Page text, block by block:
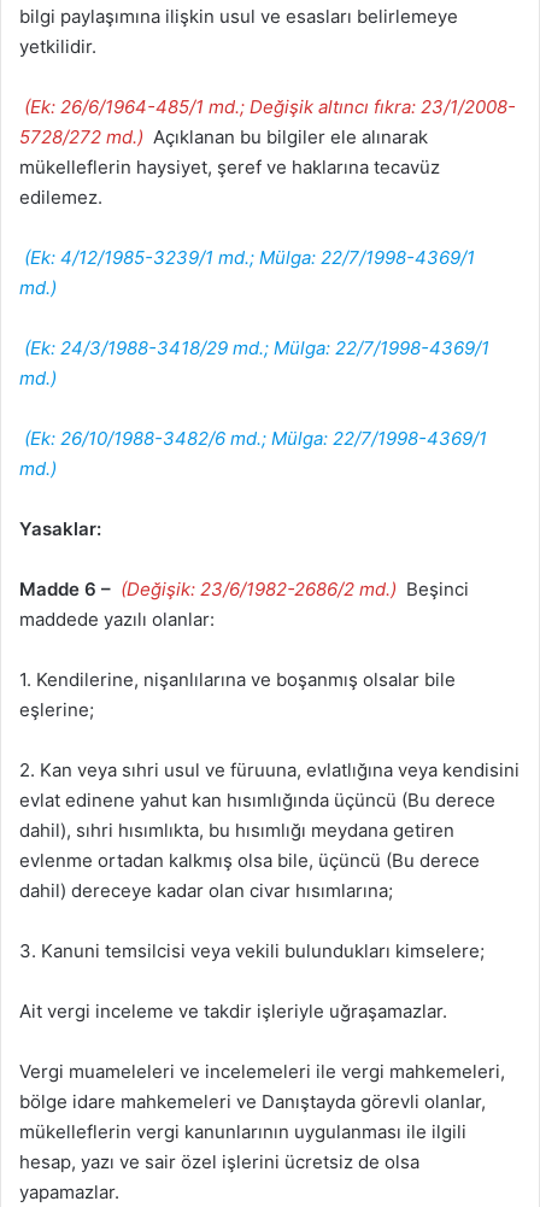
bilgi paylaşımına ilişkin usul ve esasları belirlemeye
yetkilidir.
(Ek: 26/6/1964-485/1 md.; Değişik altıncı fıkra: 23/1/2008-
5728/272 md.) Açıklanan bu bilgiler ele alınarak
mükelleflerin haysiyet, şeref ve haklarına tecavüz
edilemez.
(Ek: 4/12/1985-3239/1 md.; Mülga: 22/7/1998-4369/1
md.)
(Ek: 24/3/1988-3418/29 md.; Mülga: 22/7/1998-4369/1
md.)
(Ek: 26/10/1988-3482/6 md.; Mülga: 22/7/1998-4369/1
md.)
Yasaklar:
Madde 6 – (Değişik: 23/6/1982-2686/2 md.) Beşinci
maddede yazılı olanlar:
1. Kendilerine, nişanlılarına ve boşanmış olsalar bile
eşlerine;
2. Kan veya sıhri usul ve füruuna, evlatlığına veya kendisini
evlat edinene yahut kan hısımlığında üçüncü (Bu derece
dahil), sıhri hısımlıkta, bu hısımlığı meydana getiren
evlenme ortadan kalkmış olsa bile, üçüncü (Bu derece
dahil) dereceye kadar olan civar hısımlarına;
3. Kanuni temsilcisi veya vekili bulundukları kimselere;
Ait vergi inceleme ve takdir işleriyle uğraşamazlar.
Vergi muameleleri ve incelemeleri ile vergi mahkemeleri,
bölge idare mahkemeleri ve Danıştayda görevli olanlar,
mükelleflerin vergi kanunlarının uygulanması ile ilgili
hesap, yazı ve sair özel işlerini ücretsiz de olsa
yapamazlar.